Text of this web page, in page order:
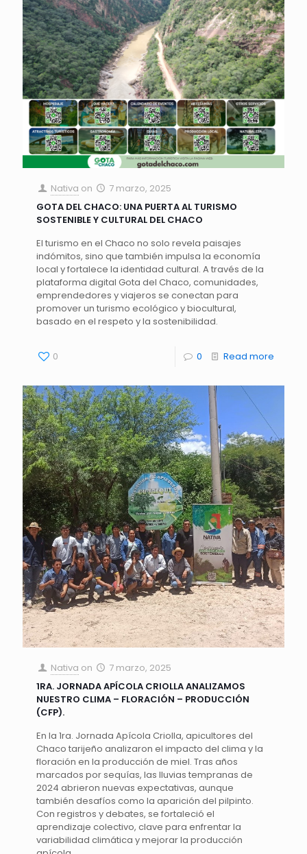
Nativa on
7 marzo, 2025
GOTA DEL CHACO: UNA PUERTA AL TURISMO
SOSTENIBLE Y CULTURAL DEL CHACO
El turismo en el Chaco no solo revela paisajes
indómitos, sino que también impulsa la economía
local y fortalece la identidad cultural. A través de la
plataforma digital Gota del Chaco, comunidades,
emprendedores y viajeros se conectan para
promover un turismo ecológico y biocultural,
basado en el respeto y la sostenibilidad.
0 0 Read more
Nativa on
7 marzo, 2025
1RA. JORNADA APÍCOLA CRIOLLA ANALIZAMOS
NUESTRO CLIMA – FLORACIÓN – PRODUCCIÓN
(CFP).
En la 1ra. Jornada Apícola Criolla, apicultores del
Chaco tarijeño analizaron el impacto del clima y la
floración en la producción de miel. Tras años
marcados por sequías, las lluvias tempranas de
2024 abrieron nuevas expectativas, aunque
también desafíos como la aparición del pilpinto.
Con registros y debates, se fortaleció el
aprendizaje colectivo, clave para enfrentar la
variabilidad climática y mejorar la producción